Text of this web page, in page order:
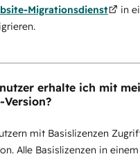
Migrationsdienst
in
erhalte ich mit
Version?
mit Basislizenzen
Alle Basislizenzen in